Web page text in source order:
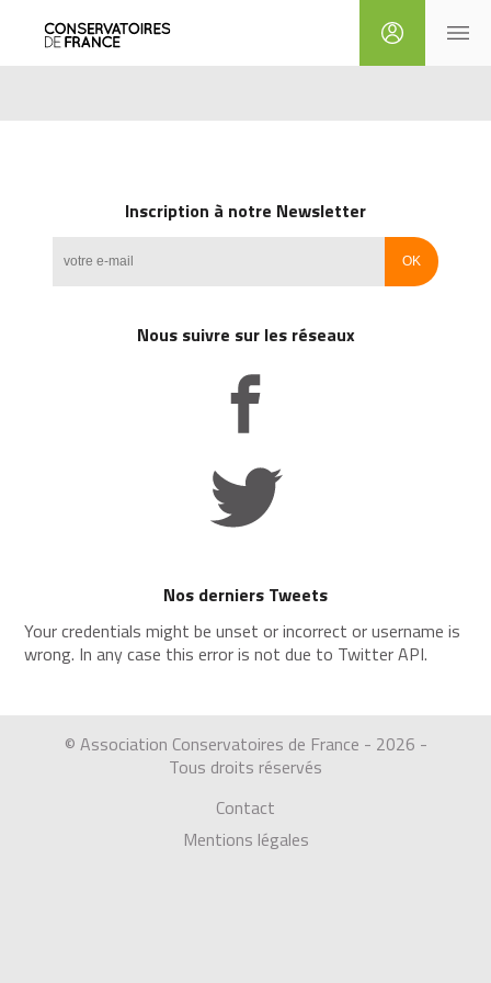
Inscription à notre Newsletter
Nous suivre sur les réseaux
Nos derniers Tweets
Your credentials might be unset or incorrect or username is
wrong. In any case this error is not due to Twitter API.
© Association Conservatoires de France - 2026 -
Tous droits réservés
Contact
Mentions légales